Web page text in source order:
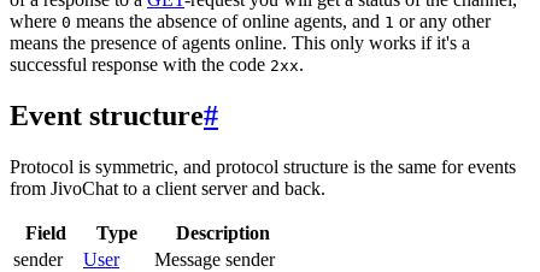
where 0 means the absence of online agents, and 1 or any other
means the presence of agents online. This only works if it's a
successful response with the code 2xx.
Event structure#
Protocol is symmetric, and protocol structure is the same for events
from JivoChat to a client server and back.
Field Type
Description
sender
User
Message sender